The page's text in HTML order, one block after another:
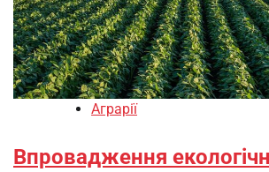
Аграрії
Впровадження